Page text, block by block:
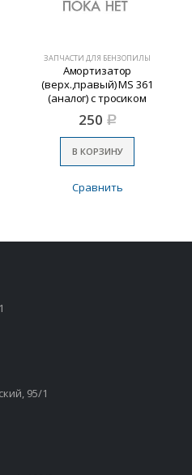
ЗАПЧАСТИ ДЛЯ БЕНЗОПИЛЫ
Амортизатор
(верх.,правый) MS 361
(аналог) с тросиком
250 Р
В КОРЗИНУ
Сравнить
95/1